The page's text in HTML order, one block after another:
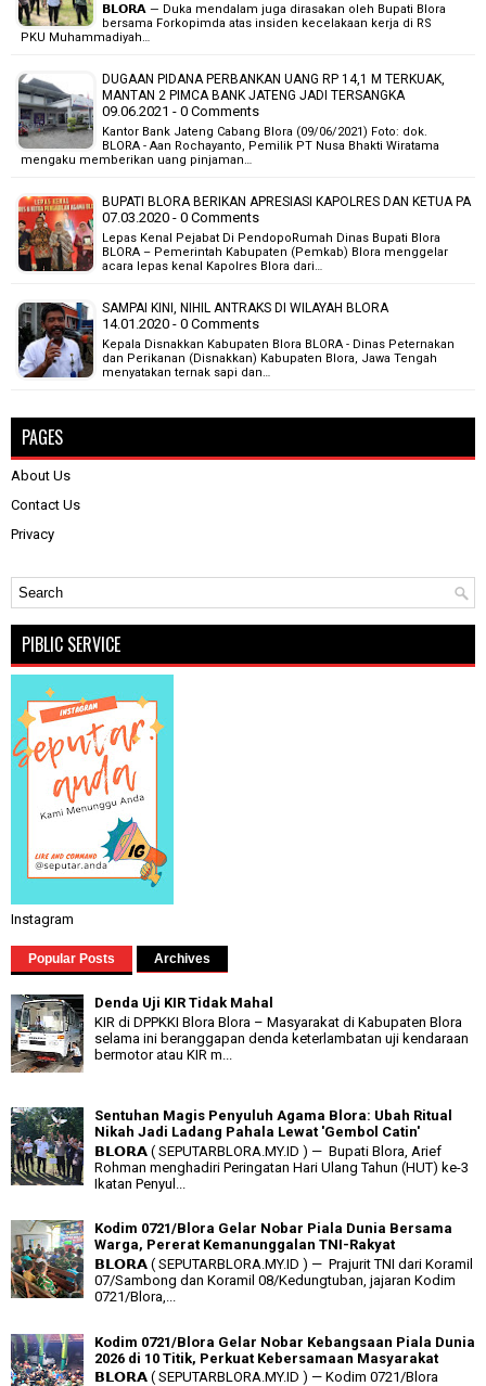
𝗕𝗟𝗢𝗥𝗔 — Duka mendalam juga dirasakan oleh Bupati Blora
bersama Forkopimda atas insiden kecelakaan kerja di RS
PKU Muhammadiyah…
DUGAAN PIDANA PERBANKAN UANG RP 14,1 M TERKUAK,
MANTAN 2 PIMCA BANK JATENG JADI TERSANGKA
09.06.2021 - 0 Comments
Kantor Bank Jateng Cabang Blora (09/06/2021) Foto: dok.
BLORA - Aan Rochayanto, Pemilik PT Nusa Bhakti Wiratama
mengaku memberikan uang pinjaman…
BUPATI BLORA BERIKAN APRESIASI KAPOLRES DAN KETUA PA
07.03.2020 - 0 Comments
Lepas Kenal Pejabat Di PendopoRumah Dinas Bupati Blora
BLORA – Pemerintah Kabupaten (Pemkab) Blora menggelar
acara lepas kenal Kapolres Blora dari…
SAMPAI KINI, NIHIL ANTRAKS DI WILAYAH BLORA
14.01.2020 - 0 Comments
Kepala Disnakkan Kabupaten Blora BLORA - Dinas Peternakan
dan Perikanan (Disnakkan) Kabupaten Blora, Jawa Tengah
menyatakan ternak sapi dan…
PAGES
About Us
Contact Us
Privacy
PIBLIC SERVICE
Instagram
Popular Posts Archives
Denda Uji KIR Tidak Mahal
KIR di DPPKKI Blora Blora – Masyarakat di Kabupaten Blora
selama ini beranggapan denda keterlambatan uji kendaraan
bermotor atau KIR m...
Sentuhan Magis Penyuluh Agama Blora: Ubah Ritual
Nikah Jadi Ladang Pahala Lewat 'Gembol Catin'
𝗕𝗟𝗢𝗥𝗔 ( SEPUTARBLORA.MY.ID ) — Bupati Blora, Arief
Rohman menghadiri Peringatan Hari Ulang Tahun (HUT) ke-3
Ikatan Penyul...
Kodim 0721/Blora Gelar Nobar Piala Dunia Bersama
Warga, Pererat Kemanunggalan TNI-Rakyat
𝗕𝗟𝗢𝗥𝗔 ( SEPUTARBLORA.MY.ID ) — Prajurit TNI dari Koramil
07/Sambong dan Koramil 08/Kedungtuban, jajaran Kodim
0721/Blora,...
Kodim 0721/Blora Gelar Nobar Kebangsaan Piala Dunia
2026 di 10 Titik, Perkuat Kebersamaan Masyarakat
𝗕𝗟𝗢𝗥𝗔 ( SEPUTARBLORA.MY.ID ) — Kodim 0721/Blora